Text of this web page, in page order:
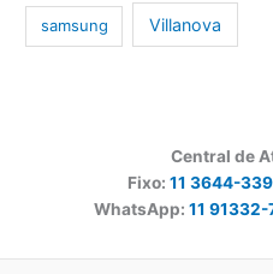
samsung Villanova
Central de
Fixo: 11 3644-
WhatsApp: 11 91332-